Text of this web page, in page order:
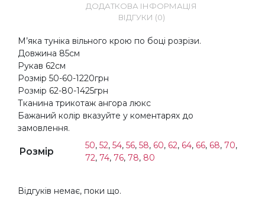
ДОДАТКОВА ІНФОРМАЦІЯ
ВІДГУКИ (0)
М’яка туніка вільного крою по боці розрізи.
Довжина 85см
Рукав 62см
Розмір 50-60-1220грн
Розмір 62-80-1425грн
Тканина трикотаж ангора люкс
Бажаний колір вказуйте у коментарях до
замовлення.
Розмір
50, 52, 54, 56, 58, 60, 62, 64, 66, 68, 70,
72, 74, 76, 78, 80
Відгуків немає, поки що.